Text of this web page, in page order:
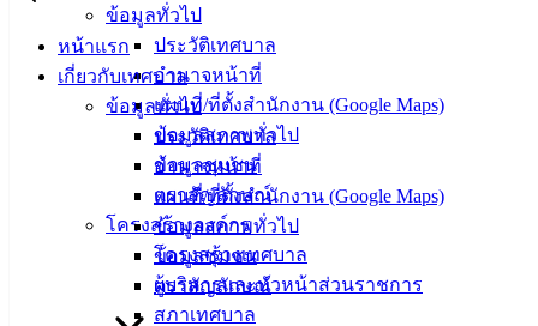
ข้อมูลทั่วไป
ประวัติเทศบาล
อำนาจหน้าที่
แผนที่/ที่ตั้งสำนักงาน (Google Maps)
ข้อมูลสภาพทั่วไป
ข้อมูลชุมชน
ตราสัญลักษณ์
โครงสร้างองค์กร
โครงสร้างเทศบาล
ผู้บริหารและหัวหน้าส่วนราชการ
สภาเทศบาล
หน้าแรก
เกี่ยวกับเทศบาล
ข้อมูลทั่วไป
ประวัติเทศบาล
อำนาจหน้าที่
แผนที่/ที่ตั้งสำนักงาน (Google Maps)
ข้อมูลสภาพทั่วไป
ข้อมูลชุมชน
ตราสัญลักษณ์
ผู้ชนะการเสนอราคา ซื้อวัสดุยานพาหนะ
และขนส่ง ทะเบียน 2 กญ 3691
กุมภาพันธ์ 28, 2024 มีนาคม 28, 2024
ประกาศผู้ชนะ
ผู้ชนะการเสนอราคา-ซื้อวัสดุยานพาหนะและขนส่ง-ทะเบียน-2-
ดาวน์โหลด